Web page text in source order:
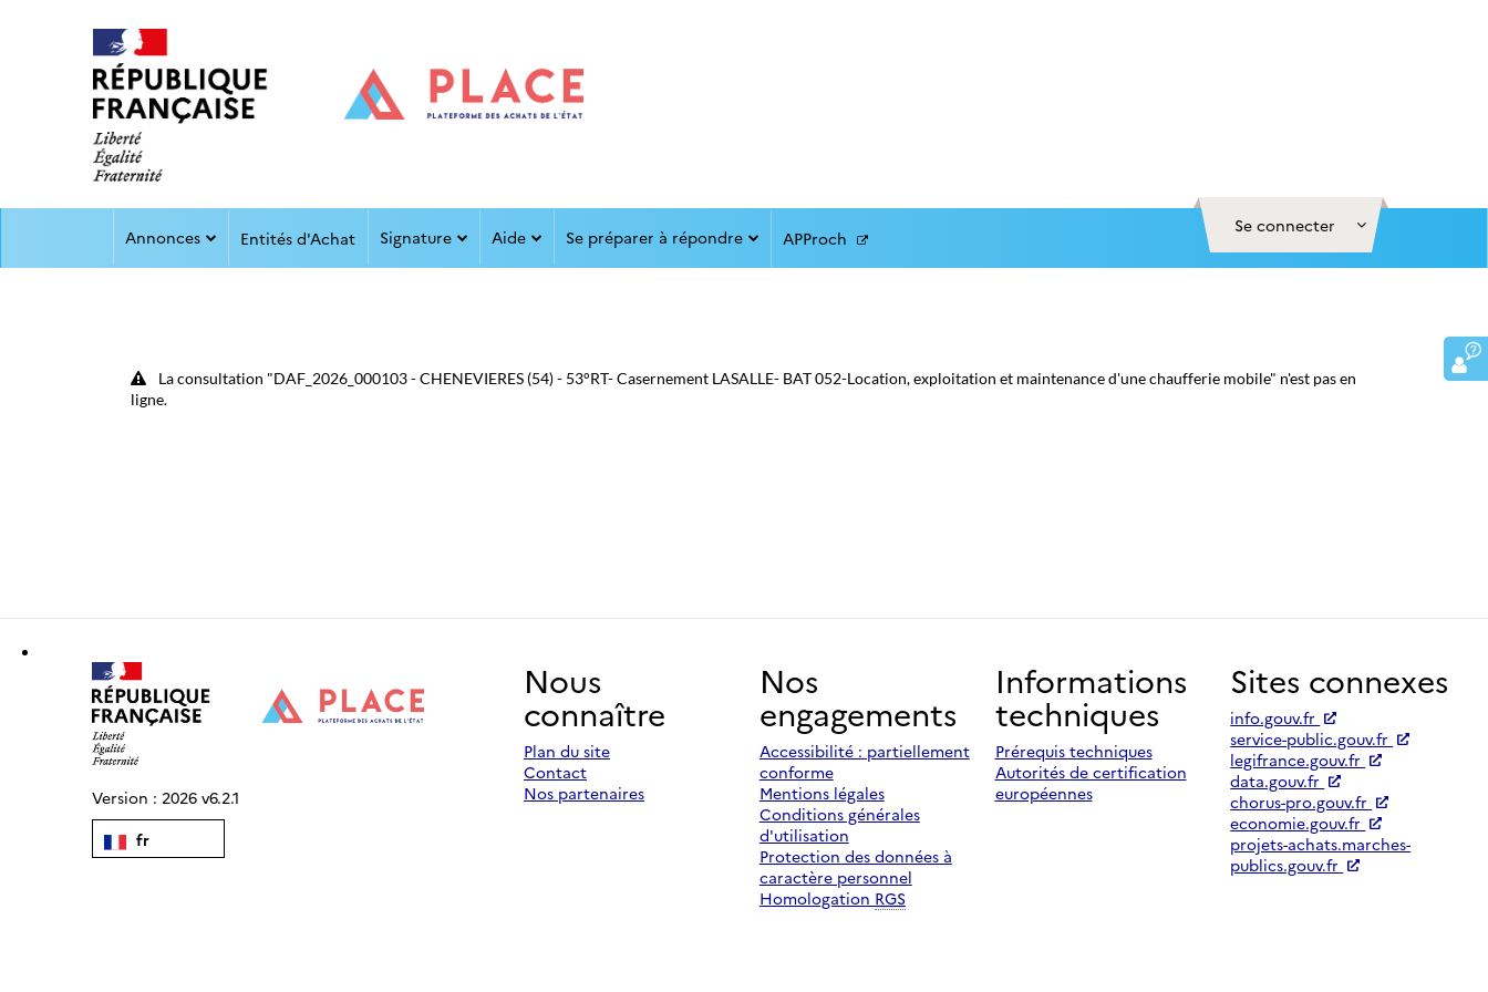
Se connecter
Annonces Entités d'Achat Signature Aide Se préparer à répondre APProch
La consultation "DAF_2026_000103 - CHENEVIERES (54) - 53°RT- Casernement LASALLE- BAT 052-Location, exploitation et maintenance d'une chaufferie mobile" n'est pas en
ligne.
Version : 2026 v6.2.1
fr
Nous
connaître
Plan du site
Contact
Nos partenaires
Nos
engagements
Accessibilité : partiellement
conforme
Mentions légales
Conditions générales
d'utilisation
Protection des données à
caractère personnel
Homologation RGS
Informations
techniques
Prérequis techniques
Autorités de certification
européennes
Sites connexes
info.gouv.fr
service-public.gouv.fr
legifrance.gouv.fr
data.gouv.fr
chorus-pro.gouv.fr
economie.gouv.fr
projets-achats.marches-
publics.gouv.fr